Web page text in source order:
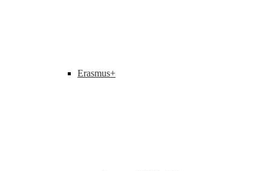
Erasmus+